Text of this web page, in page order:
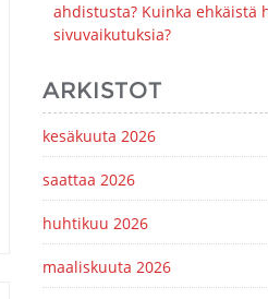
ahdistusta? Kuinka ehkäistä
sivuvaikutuksia?
ARKISTOT
kesäkuuta 2026
saattaa 2026
huhtikuu 2026
maaliskuuta 2026